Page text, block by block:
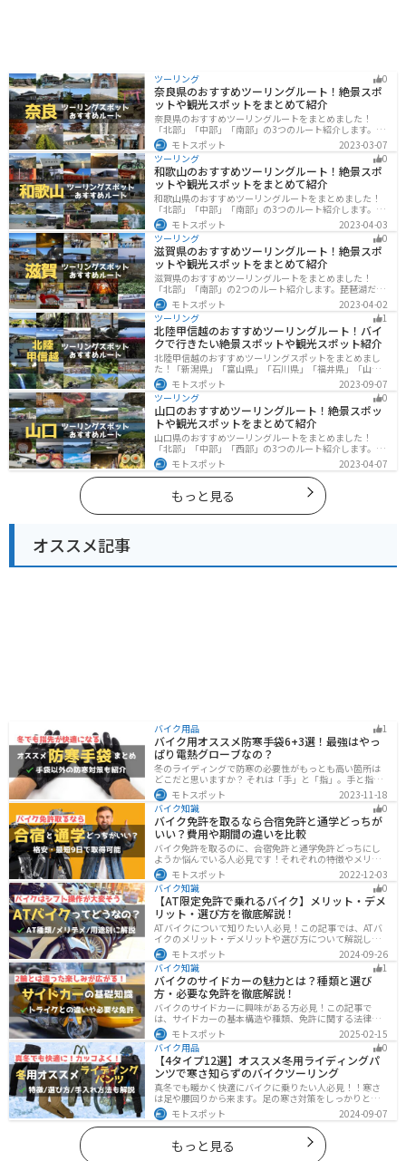
ツーリング 0
奈良県のおすすめツーリングルート！絶景スポ
ットや観光スポットをまとめて紹介
奈良県のおすすめツーリングルートをまとめました！
「北部」「中部」「南部」の3つのルート紹介します。歴
史のある神社寺院が多数あり、自然豊かや山々、グルメ
を満喫するツーリングができます。バイクで奈良県にツ
ーリングに行く際は参考にしてください。
モトスポット
2023-03-07
ツーリング
0
和歌山のおすすめツーリングルート！絶景スポ
ットや観光スポットをまとめて紹介
和歌山県のおすすめツーリングルートをまとめました！
「北部」「中部」「南部」の3つのルート紹介します。海
と山に囲まれた自然豊かなエリアが広がり、様々な楽し
み方ができます。バイクで和歌山県にツーリングに行く
際は参考にしてください。
モトスポット
2023-04-03
ツーリング
0
滋賀県のおすすめツーリングルート！絶景スポ
ットや観光スポットをまとめて紹介
滋賀県のおすすめツーリングルートをまとめました！
「北部」「南部」の2つのルート紹介します。琵琶湖だけ
でなく、比叡山ドライブウェイなどの山を楽しめるスポ
ットも多数あります。バイクで滋賀県にツーリングに行
く際は参考にしてください。
モトスポット
2023-04-02
ツーリング
1
北陸甲信越のおすすめツーリングルート！バイ
クで行きたい絶景スポットや観光スポット紹介
北陸甲信越のおすすめツーリングスポットをまとめまし
た！「新潟県」「富山県」「石川県」「福井県」「山梨
県」「長野県」の各県の観光地紹介します。自然豊かな
山々や湖、温泉地が点在し、四季折々の景色を楽しめる
スポットが多数あります。バイクで北陸甲信越にツーリ
ングに行く際は参考にしてください。
モトスポット
2023-09-07
ツーリング
0
山口のおすすめツーリングルート！絶景スポッ
トや観光スポットをまとめて紹介
山口県のおすすめツーリングルートをまとめました！
「北部」「中部」「西部」の3つのルート紹介します。美
しい海岸線や山々を楽しむことができます。バイクで山
口県にツーリングに行く際は参考にしてください。
モトスポット 2023-04-07
もっと見る
オススメ記事
バイク用品 1
バイク用オススメ防寒手袋6+3選！最強はやっ
ぱり電熱グローブなの？
冬のライディングで防寒の必要性がもっとも高い箇所は
どこだと思いますか？ それは「手」と「指」。手と指が
冷えてしまうと、防寒ジャケットをいくら着込んでも寒
さから逃れることはできません。そんな防寒の要となる
オススメ防寒手袋を紹介します。
モトスポット
2023-11-18
バイク知識
0
バイク免許を取るなら合宿免許と通学どっちが
いい？費用や期間の違いを比較
バイク免許を取るのに、合宿免許と通学免許どっちにし
ようか悩んでいる人必見です！それぞれの特徴やメリッ
トデメリットをまとめました。早く安く免許取得したい
なら合宿免許、他人と関わらず取りたいなら通学免許が
オススメです。自分に合った免許取得方法を選んでくだ
さいね。
モトスポット
2022-12-03
バイク知識
0
【AT限定免許で乗れるバイク】メリット・デメ
リット・選び方を徹底解説！
ATバイクについて知りたい人必見！この記事では、ATバ
イクのメリット・デメリットや選び方について解説しま
す。 実はAT限定免許で乗れるバイクの種類は多数ありま
す。記事を参考に、自分に合ったATバイクを選びましょ
う。
モトスポット
2024-09-26
バイク知識
1
バイクのサイドカーの魅力とは？種類と選び
方・必要な免許を徹底解説！
バイクのサイドカーに興味がある方必見！この記事で
は、サイドカーの基本構造や種類、免許に関する法律、
メンテナンス方法を解説しています。実は、サイドカー
は法律上、二輪車として扱われるため、排気量に応じた
二輪免許が必要です。この記事を読めば、サイドカーの
正しい楽しみ方がわかります。
モトスポット
2025-02-15
バイク用品
0
【4タイプ12選】オススメ冬用ライディングパ
ンツで寒さ知らずのバイクツーリング
真冬でも暖かく快適にバイクに乗りたい人必見！！寒さ
は足や腰回りから来ます。足の寒さ対策をしっかりとす
ることで、体全体の寒さを防ぎ快適なバイクツーリング
を楽しむことができます。この記事では、4つのタイプ別
に真冬でも使えるライディングパンツを12選紹介しま
モトスポット 2024-09-07
もっと見る